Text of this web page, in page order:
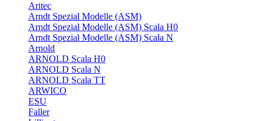
Aritec
Arndt Spezial Modelle (ASM)
Arndt Spezial Modelle (ASM) Scala H0
Arndt Spezial Modelle (ASM) Scala N
Arnold
ARNOLD Scala H0
ARNOLD Scala N
ARNOLD Scala TT
ARWICO
ESU
Faller